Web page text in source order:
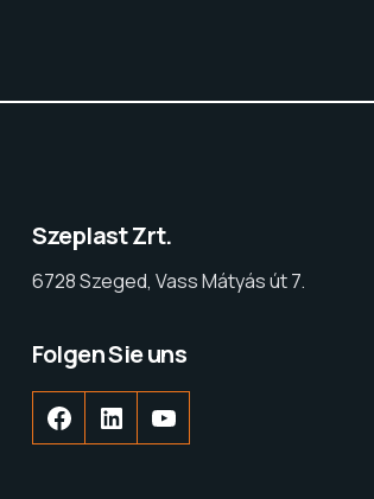
Szeplast Zrt.
6728 Szeged, Vass Mátyás út 7.
Folgen Sie uns